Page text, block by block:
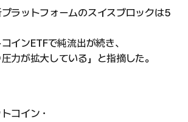
ラットフォームのスイスブロックは5
インETFで純流出が続き、
力が拡大している」と指摘した。
コイン・